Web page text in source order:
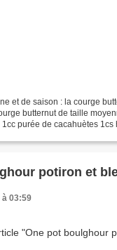
et de saison : la courge
butternut de taille
purée de cacahuètes 1cs
potiron et
à 03:59